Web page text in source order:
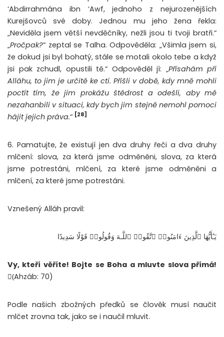
‘Abdirrahmána ibn ‘Awf, jednoho z nejurozenějších
Kurejšovců své doby. Jednou mu jeho žena řekla:
„Neviděla jsem větší nevděčníky, nežli jsou ti tvoji bratři.“
„Pročpak?“ zeptal se Talha. Odpověděla: „Všimla jsem si,
že dokud jsi byl bohatý, stále se motali okolo tebe a když
jsi pak zchudl, opustili tě.“ Odpověděl jí: „Přísahám při
Alláhu, to jim je určitě ke cti. Přišli v době, kdy mně mohli
poctít tím, že jim prokážu štědrost a odešli, aby mě
nezahanbili v situaci, kdy bych jim stejně nemohl pomoci
hájit jejich práva.“ [28]
6. Pamatujte, že existují jen dva druhy řeči a dva druhy
mlčení: slova, za která jsme odměněni, slova, za která
jsme potrestáni, mlčení, za které jsme odměněni a
mlčení, za které jsme potrestáni.
Vznešený Alláh pravil:
يَـٰٓأَيُّهَا ٱلَّذِينَ ءَامَنُوا۟ ٱتَّقُوا۟ ٱللَّـهَ وَقُولُوا۟ قَوْلًا سَدِيدًا
Vy, kteří věříte! Bojte se Boha a mluvte slova přímá!
(ِAhzáb: 70)
Podle našich zbožných předků se člověk musí naučit
mlčet zrovna tak, jako se i naučil mluvit.